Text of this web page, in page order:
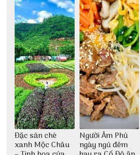
Đặc sản chè
xanh Mộc Châu
Người Âm Phủ
ngày ngủ đêm